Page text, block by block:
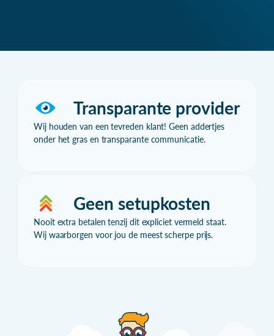
Transparante provider
Wij houden van een tevreden klant! Geen addertjes
onder het gras en transparante communicatie.
Geen setupkosten
Nooit extra betalen tenzij dit expliciet vermeld staat.
Wij waarborgen voor jou de meest scherpe prijs.